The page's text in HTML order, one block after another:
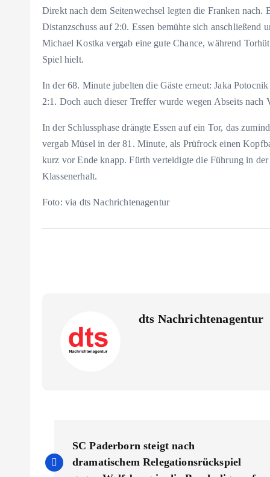
Direkt nach dem Seitenwechsel legten die Franken
Distanzschuss auf 2:0. Essen bemühte sich
Michael Kostka vergab eine gute Chance, während
Spiel hielt.
In der 68. Minute jubelten die Gäste erneut: Jaka
2:1. Doch auch dieser Treffer wurde wegen Abseits nach
In der Schlussphase drängte Essen auf ein Tor, das
vergab Müsel in der 81. Minute, als Prüfrock einen
kurz vor Ende knapp. Fürth verteidigte die Führung in
Klassenerhalt.
Foto: via dts Nachrichtenagentur
dts Nachrichtenagentur
e
SC Paderborn steigt nach
dramatischem Relegationsrückspiel